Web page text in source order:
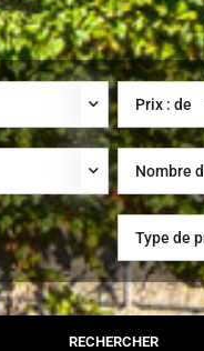
Prix : de
Nombre
Type de